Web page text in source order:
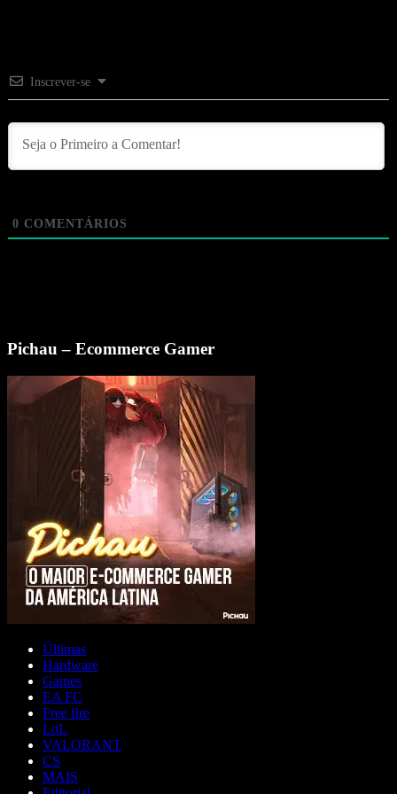
Inscrever-se
0 COMENTÁRIOS
Pichau – Ecommerce Gamer
Últimas
Hardware
Games
EA FC
Free fire
LoL
VALORANT
CS
MAIS